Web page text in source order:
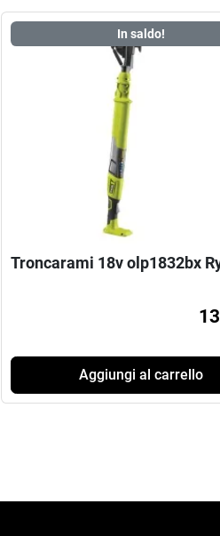
In saldo!
Troncarami 18v olp1832bx
Aggiungi al carrello